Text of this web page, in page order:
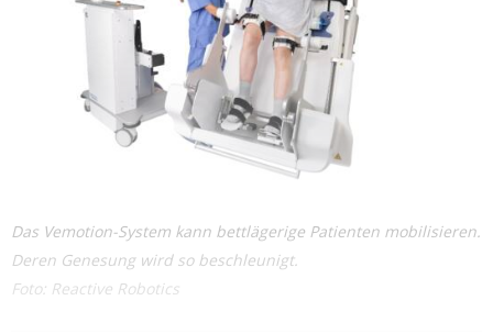
Das Vemotion-System kann bettlägerige Patienten mobilisieren.
Deren Genesung wird so beschleunigt.
Foto: Reactive Robotics